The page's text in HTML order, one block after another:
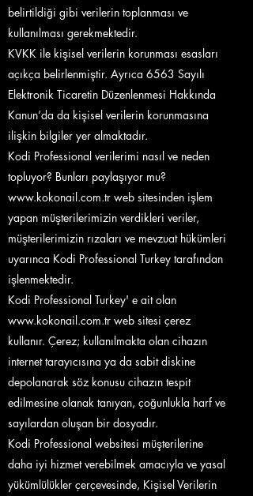
belirtildiği gibi verilerin toplanması ve
kullanılması gerekmektedir.
KVKK ile kişisel verilerin korunması esasları
açıkça belirlenmiştir. Ayrıca 6563 Sayılı
Elektronik Ticaretin Düzenlenmesi Hakkında
Kanun’da da kişisel verilerin korunmasına
ilişkin bilgiler yer almaktadır.
Kodi Professional verilerimi nasıl ve neden
topluyor? Bunları paylaşıyor mu?
www.kokonail.com.tr web sitesinden işlem
yapan müşterilerimizin verdikleri veriler,
müşterilerimizin rızaları ve mevzuat hükümleri
uyarınca Kodi Professional Turkey tarafından
işlenmektedir.
Kodi Professional Turkey' e ait olan
www.kokonail.com.tr web sitesi çerez
kullanır. Çerez; kullanılmakta olan cihazın
internet tarayıcısına ya da sabit diskine
depolanarak söz konusu cihazın tespit
edilmesine olanak tanıyan, çoğunlukla harf ve
sayılardan oluşan bir dosyadır.
Kodi Professional websitesi müşterilerine
daha iyi hizmet verebilmek amacıyla ve yasal
yükümlülükler çerçevesinde, Kişisel Verilerin